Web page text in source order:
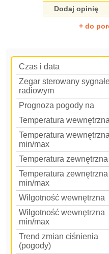
Dodaj opinię
+ do
Czas i data
Zegar sterowany
radiowym
Prognoza pogody na
Temperatura wewnętrzna
Temperatura wewnętrzna
min/max
Temperatura zewnętrzna
Temperatura zewnętrzna
min/max
Wilgotność wewnętrzna
Wilgotność wewnętrzna
min/max
Trend zmian ciśnienia
(pogody)